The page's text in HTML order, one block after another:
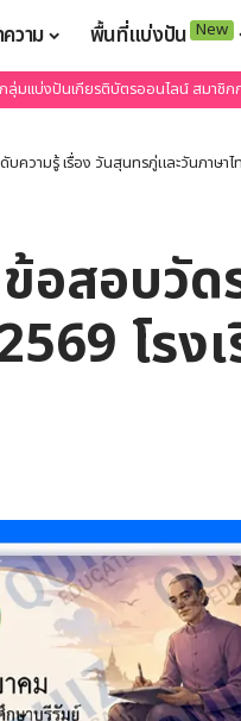
วาม พื้นที่แบ่งปัน New
กลุ่มแบ่งปันเกียรติบัตรออนไลน์ สมาชิ
ความรู้ เรื่อง วันสุนทรภู่และวันภาษา
อสอบวั
โร